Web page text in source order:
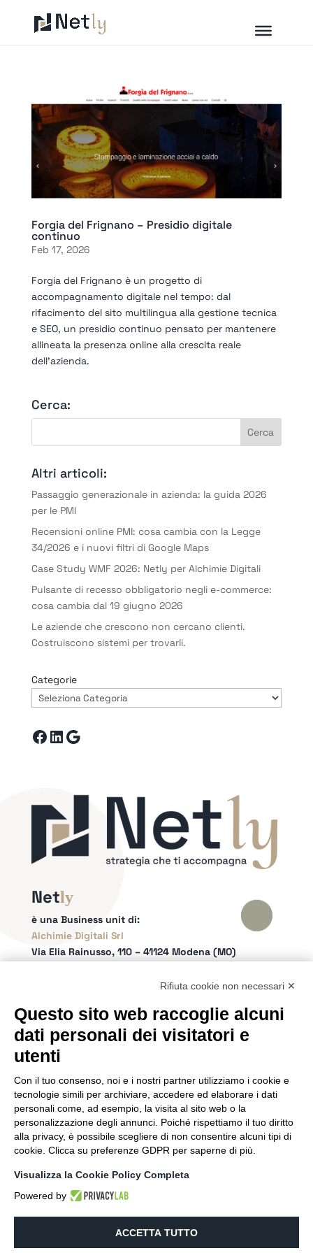
Forgia del Frignano – Presidio digitale
continuo
Feb 17, 2026
Forgia del Frignano è un progetto di
accompagnamento digitale nel tempo: dal
rifacimento del sito multilingua alla gestione tecnica
e SEO, un presidio continuo pensato per mantenere
allineata la presenza online alla crescita reale
dell’azienda.
Cerca:
Altri articoli:
Passaggio generazionale in azienda: la guida 2026
per le PMI
Recensioni online PMI: cosa cambia con la Legge
34/2026 e i nuovi filtri di Google Maps
Case Study WMF 2026: Netly per Alchimie Digitali
Pulsante di recesso obbligatorio negli e-commerce:
cosa cambia dal 19 giugno 2026
Le aziende che crescono non cercano clienti.
Costruiscono sistemi per trovarli.
Categorie
Facebook
LinkedIn
Google
Netly
è una Business unit di:
Alchimie Digitali Srl
Via Elia Rainusso, 110 – 41124 Modena (MO)
REA Modena 01/02/2005 N. 346879
Email:info@netly.it
PEC:alchimiedigitali@pec.adigitali.it
Sitemap
SEGUICI SUI SOCIAL
SIAMO PARTNER DI
Rifiuta cookie non necessari ✕
Questo sito web raccoglie alcuni
dati personali dei visitatori e
utenti
Con il tuo consenso, noi e i nostri partner utilizziamo i cookie e
tecnologie simili per archiviare, accedere ed elaborare i dati
personali come, ad esempio, la visita al sito web o la
personalizzazione degli annunci. Poiché rispettiamo il tuo diritto
alla privacy, è possibile scegliere di non consentire alcuni tipi di
cookie. Clicca su preferenze GDPR per saperne di più.
Visualizza la Cookie Policy Completa
Powered by
ACCETTA TUTTO